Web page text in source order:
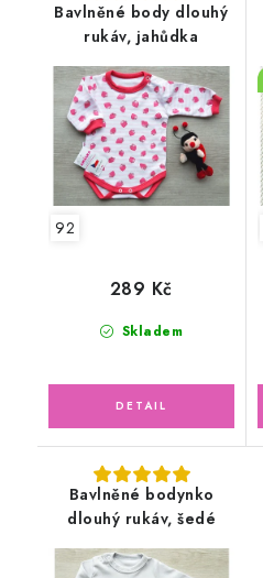
Bavlněné body dlouhý
rukáv, jahůdka
92
Skladem
289 Kč
Bavlněné bodynko
dlouhý rukáv, šedé